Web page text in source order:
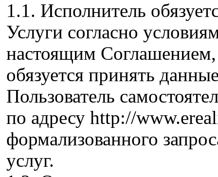
1.1. Исполнитель
Услуги согласно
настоящим Соглашением,
обязуется принять
Пользователь
по адресу http://
формализованного
услуг.